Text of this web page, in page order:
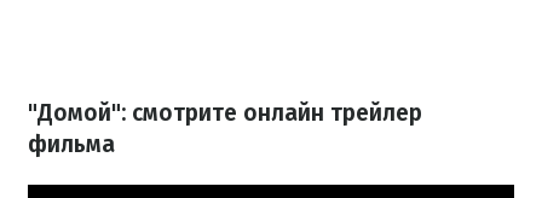
"Домой": смотрите онлайн трейлер
фильма